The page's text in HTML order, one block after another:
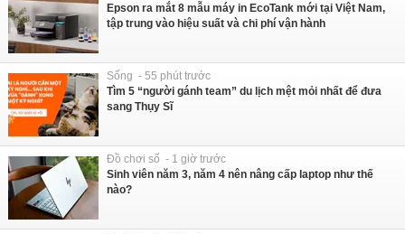
Epson ra mắt 8 mẫu máy in EcoTank mới tại Việt Nam,
tập trung vào hiệu suất và chi phí vận hành
Sống - 55 phút trước
Tìm 5 “người gánh team” du lịch mệt mỏi nhất để đưa
sang Thụy Sĩ
Đồ chơi số - 1 giờ trước
Sinh viên năm 3, năm 4 nên nâng cấp laptop như thế
nào?